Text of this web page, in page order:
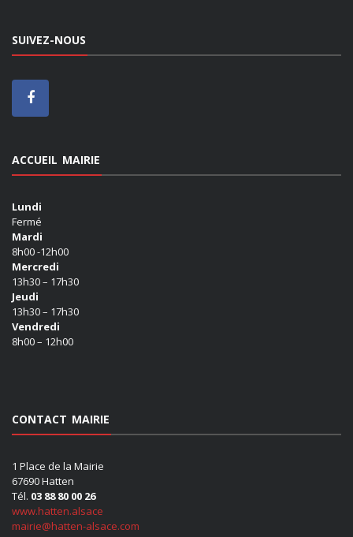
SUIVEZ-NOUS
ACCUEIL MAIRIE
Lundi
Fermé
Mardi
8h00 -12h00
Mercredi
13h30 – 17h30
Jeudi
13h30 – 17h30
Vendredi
8h00 – 12h00
CONTACT MAIRIE
1 Place de la Mairie
67690 Hatten
Tél. 03 88 80 00 26
www.hatten.alsace
mairie@hatten-alsace.com